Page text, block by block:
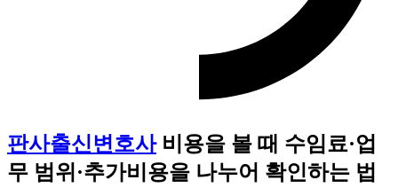
판사출신변호사비용을 볼 때 수임료·업
무 범위·추가비용을 나누어 확인하는 법